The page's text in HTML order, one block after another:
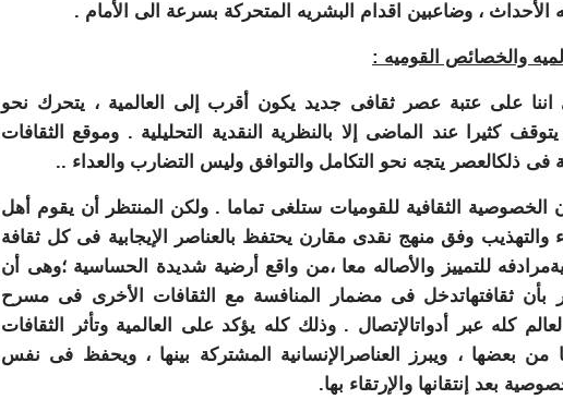
الأحداث ، وضاعبين اقدام البشريه المتحركة بسرعة الى الأمام .
والخصائص القوميه :
اننا على عتبة عصر ثقافى جديد يكون أقرب إلى العالمية ، يتحرك نحو
يتوقف كثيرا عند الماضى إلا بالنظرية النقدية التحليلية . وموقع الثقافات
فى ذلكالعصر يتجه نحو التكامل والتوافق وليس التضارب والعداء ..
أن الخصوصية الثقافية للقوميات ستلغى تماما . ولكن المنتظر أن يقوم أهل
والتهذيب وفق منهج نقدى مقارن يحتفظ بالعناصر الإيجابية فى كل ثقافة
مرادفه للتمييز والأصاله معا ،من واقع أرضية شديدة الحساسية ؛وهى أن
ثقافتهاتدخل فى مضمار المنافسة مع الثقافات الأخرى فى مسرح
كله عبر أدواتالإتصال . وذلك كله يؤكد على العالمية وتأثر الثقافات
من بعضها ، ويبرز العناصرالإنسانية المشتركة بينها ، ويحفظ فى نفس
بعد إنتقانها والإرتقاء بها.